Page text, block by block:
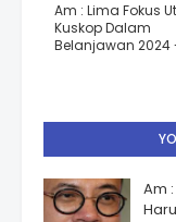
Am : Lima Fokus
Kuskop Dalam
Belanjawan 2024
Am